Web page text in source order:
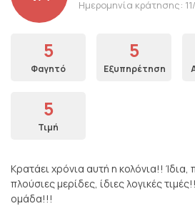
Ημερομηνία κράτησης:
5
Φαγητό
5
Εξυπηρέτηση
5
Τιμή
Κρατάει χρόνια αυτή η κολόνια!! Ίδια,
πλούσιες μερίδες, ίδιες λογικές
ομάδα!!!